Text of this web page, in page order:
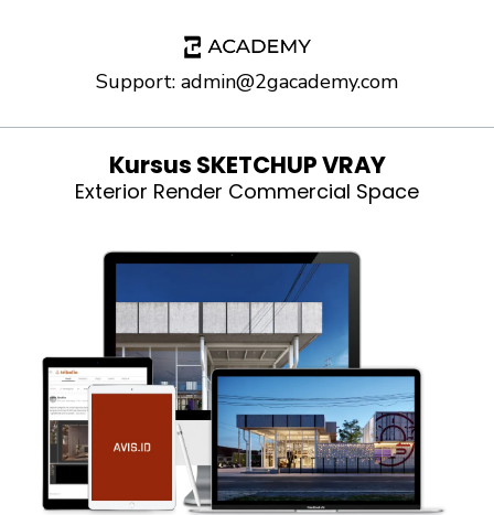
Support: admin@2gacademy.com
Kursus SKETCHUP VRAY
Exterior Render Commercial Space